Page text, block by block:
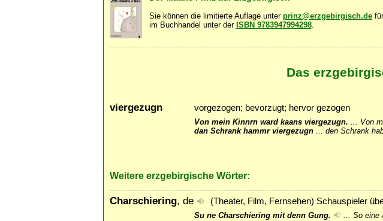
Sie können die limitierte Auflage unter prinz@erzgebirgisch.defür
im Buchhandel unter der ISBN 9783947994298.
Das
viergezugn vorgezogen; bevorzugt; hervor gezogen
Von mein Kinnrn ward kaans viergezugn.
Von
dan Schrank hammr viergezugn... den Schrank
Weitere erzgebirgische Wörter:
Charschiering, de (Theater, Film, Fernsehen) Schauspieler
Su ne Charschiering mit denn Gung. So eine